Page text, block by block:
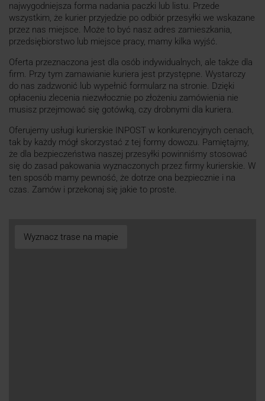
najwygodniejsza forma nadania paczki lub listu. Przede
wszystkim, że kurier przyjedzie po odbiór przesyłki we wskazane
przez nas miejsce. Może to być nasz adres zamieszkania,
przedsiębiorstwo lub miejsce pracy, mamy kilka wyjść.
Oferta przeznaczona jest dla osób indywidualnych, ale także dla
firm. Przy tym zamawianie kuriera jest przystępne. Wystarczy
do nas zadzwonić lub wypełnić formularz na stronie. Dzięki
opłaceniu zlecenia niezwłocznie po złożeniu zamówienia nie
musisz przejmować się gotówką, czy drobnymi dla kuriera.
Oferujemy usługi kurierskie INPOST w konkurencyjnych cenach,
tak by każdy mógł skorzystać z tej formy dowozu. Pamiętajmy,
że dla bezpieczeństwa naszej przesyłki powinniśmy stosować
się do zasad pakowania wyznaczonych przez firmy kurierskie. W
ten sposób mamy pewność, że dotrze ona bezpiecznie i na
czas. Zamów i przekonaj się jakie to proste.
Wyznacz trase na mapie